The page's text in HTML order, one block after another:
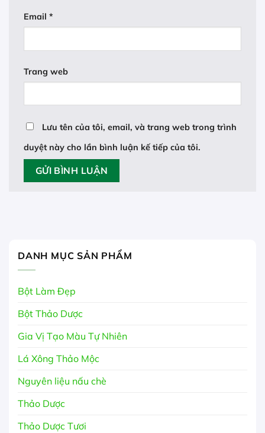
Email *
Trang web
Lưu tên của tôi, email, và trang web trong trình
duyệt này cho lần bình luận kế tiếp của tôi.
DANH MỤC SẢN PHẨM
Bột Làm Đẹp
Bột Thảo Dược
Gia Vị Tạo Màu Tự Nhiên
Lá Xông Thảo Mộc
Nguyên liệu nấu chè
Thảo Dược
Thảo Dược Tươi